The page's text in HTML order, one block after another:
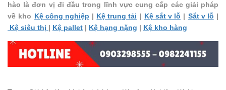
hào là đơn vị đi đầu trong lĩnh vực cung cấp các giải pháp
về kho Kệ công nghiệp | Kệ trung tải | Kệ sắt v lỗ | Sắt v lỗ |
Kệ siêu thị | Kệ pallet | Kệ hạng nặng | Kệ kho hàng